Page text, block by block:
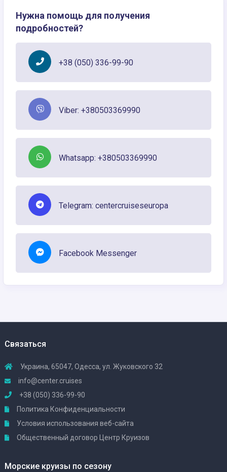
Нужна помощь для получения
подробностей?
+38 (050) 336-99-90
Viber: +380503369990
Whatsapp: +380503369990
Telegram: centercruiseseuropa
Facebook Messenger
Связаться
Украина, 65047, Одесса, ул. Жуковского 32
info@center.cruises
+38 (050) 336-99-90
Политика Конфиденциальности
Условия использования веб-сайта
Общественный договор Центр Круизов
Морские круизы по сезону